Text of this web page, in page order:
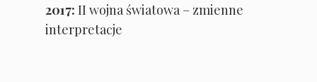
2017: II wojna światowa – zmienne
interpretacje